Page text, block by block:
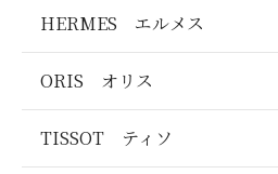
HERMES エルメス
ORIS オリス
TISSOT ティソ